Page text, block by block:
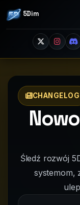
5Dim
CHANGELOG
Śledź rozwój
systemom,